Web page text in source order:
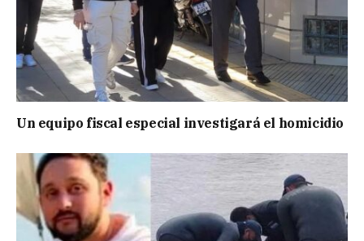
Un equipo fiscal especial investigará el homicidio